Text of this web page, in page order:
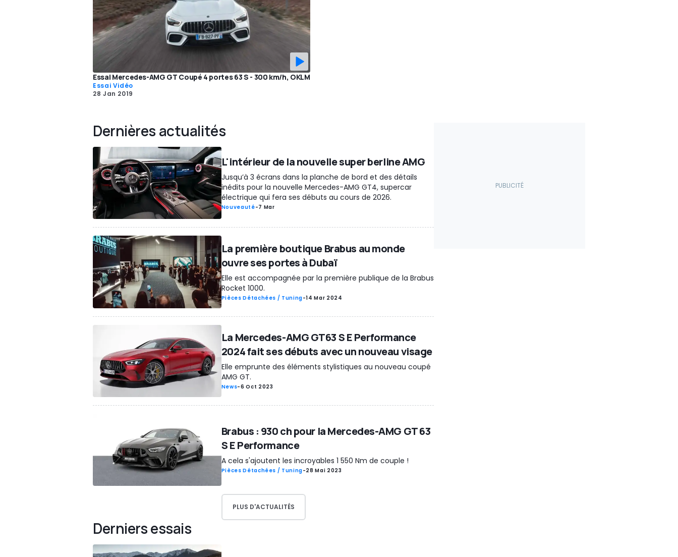
Essai Mercedes-AMG GT Coupé 4 portes 63 S - 300 km/h, OKLM
Essai Vidéo
28 Jan 2019
Dernières actualités
L'intérieur de la nouvelle super berline AMG
Jusqu’à 3 écrans dans la planche de bord et des détails
inédits pour la nouvelle Mercedes-AMG GT4, supercar
électrique qui fera ses débuts au cours de 2026.
Nouveauté-7 Mar
La première boutique Brabus au monde
ouvre ses portes à Dubaï
Elle est accompagnée par la première publique de la Brabus
Rocket 1000.
Pièces Détachées / Tuning-14 Mar 2024
La Mercedes-AMG GT63 S E Performance
2024 fait ses débuts avec un nouveau visage
Elle emprunte des éléments stylistiques au nouveau coupé
AMG GT.
News-6 Oct 2023
Brabus : 930 ch pour la Mercedes-AMG GT 63
S E Performance
A cela s'ajoutent les incroyables 1 550 Nm de couple !
Pièces Détachées / Tuning-28 Mai 2023
PLUS D'ACTUALITÉS
Derniers essais